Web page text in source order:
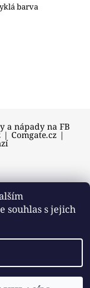
barva
a nápady na FB
| Comgate.cz |
vyhrazena
souhlas s jejich